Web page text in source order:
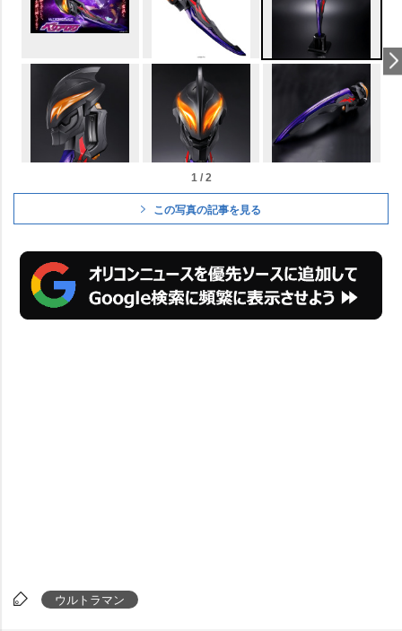
1 / 2
この写真の記事を見る
ウルトラマン